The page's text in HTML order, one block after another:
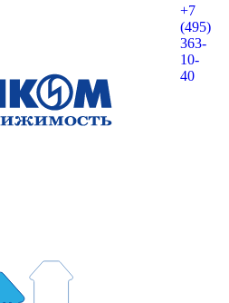
+7
(495)
363-
10-
40